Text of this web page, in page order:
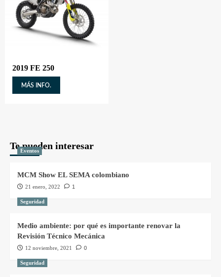
2019 FE 250
MÁS INFO.
Te pueden interesar
Eventos
MCM Show EL SEMA colombiano
21 enero, 2022 1
Seguridad
Medio ambiente: por qué es importante renovar la
Revisión Técnico Mecánica
12 noviembre, 2021 0
Seguridad